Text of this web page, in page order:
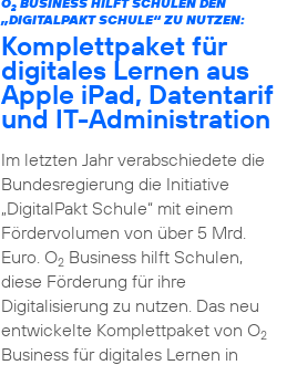
2
„DIGITALPAKT SCHULE“ ZU NUTZEN:
Komplettpaket für
digitales Lernen aus
Apple iPad, Datentarif
und IT-Administration
Im letzten Jahr verabschiedete die
Bundesregierung die Initiative
„DigitalPakt Schule“ mit einem
Fördervolumen von über 5 Mrd.
Euro. O2Business hilft Schulen,
diese Förderung für ihre
Digitalisierung zu nutzen. Das neu
entwickelte Komplettpaket von O2
Business für digitales Lernen in